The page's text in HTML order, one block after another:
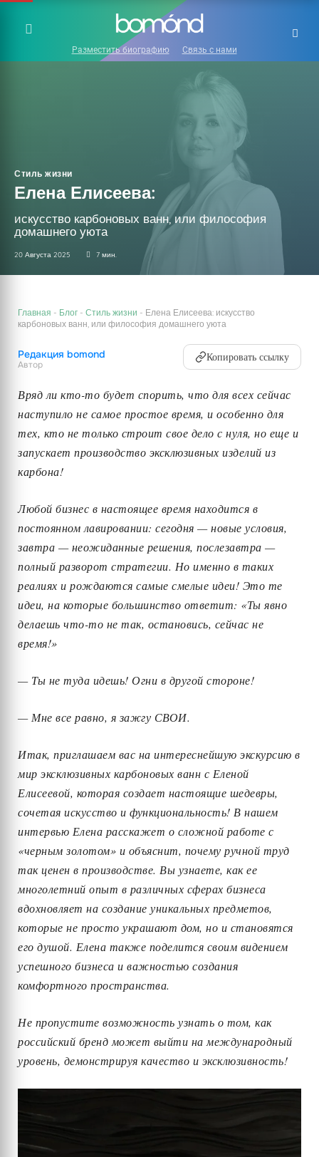
Разместить биографию Связь с нами
Стиль жизни
Елена Елисеева:
искусство карбоновых ванн, или философия
домашнего уюта
20 Августа 2025 7 мин.
Главная - Блог - Стиль жизни - Елена Елисеева: искусство
карбоновых ванн, или философия домашнего уюта
Редакция bomond
Автор
Копировать ссылку
Вряд ли кто-то будет спорить, что для всех сейчас
наступило не самое простое время, и особенно для
тех, кто не только строит свое дело с нуля, но еще и
запускает производство эксклюзивных изделий из
карбона!
Любой бизнес в настоящее время находится в
постоянном лавировании: сегодня — новые условия,
завтра — неожиданные решения, послезавтра —
полный разворот стратегии. Но именно в таких
реалиях и рождаются самые смелые идеи! Это те
идеи, на которые большинство ответит: «Ты явно
делаешь что-то не так, остановись, сейчас не
время!»
— Ты не туда идешь! Огни в другой стороне!
— Мне все равно, я зажгу СВОИ.
Итак, приглашаем вас на интереснейшую экскурсию в
мир эксклюзивных карбоновых ванн с Еленой
Елисеевой, которая создает настоящие шедевры,
сочетая искусство и функциональность! В нашем
интервью Елена расскажет о сложной работе с
«черным золотом» и объяснит, почему ручной труд
так ценен в производстве. Вы узнаете, как ее
многолетний опыт в различных сферах бизнеса
вдохновляет на создание уникальных предметов,
которые не просто украшают дом, но и становятся
его душой. Елена также поделится своим видением
успешного бизнеса и важностью создания
комфортного пространства.
Не пропустите возможность узнать о том, как
российский бренд может выйти на международный
уровень, демонстрируя качество и эксклюзивность!